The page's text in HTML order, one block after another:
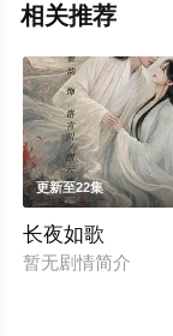
相关推荐
更新至22集
长夜如歌
暂无剧情简介